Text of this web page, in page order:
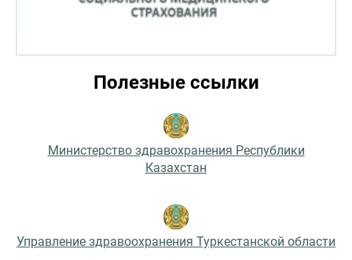
Полезные ссылки
Министерство здравохранения Республики
Казахстан
Управление здравоохранения Туркестанской области